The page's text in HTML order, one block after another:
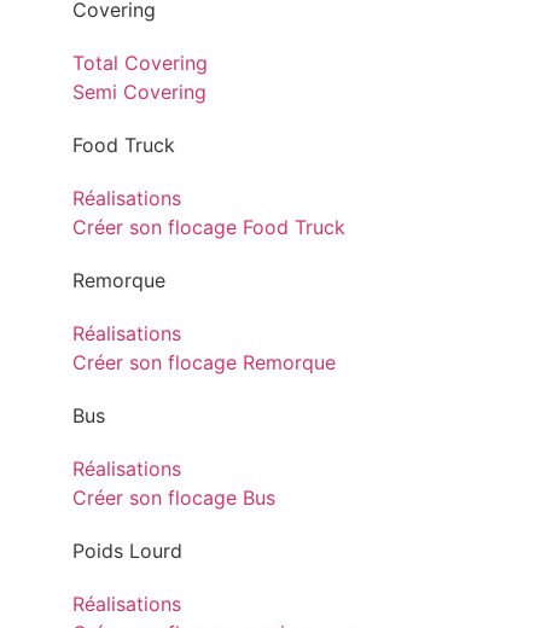
Covering
Total Covering
Semi Covering
Food Truck
Réalisations
Créer son flocage Food Truck
Remorque
Réalisations
Créer son flocage Remorque
Bus
Réalisations
Créer son flocage Bus
Poids Lourd
Réalisations